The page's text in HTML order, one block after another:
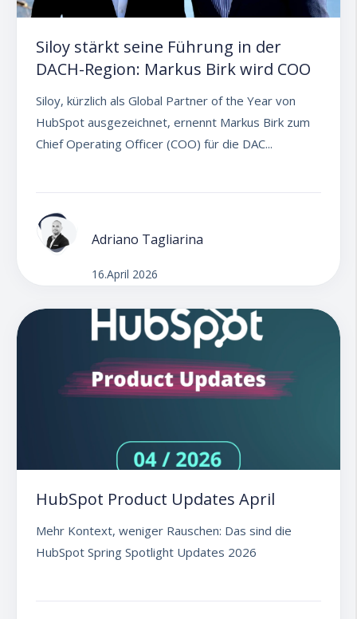
Siloy stärkt seine Führung in der
DACH-Region: Markus Birk wird COO
Siloy, kürzlich als Global Partner of the Year von
HubSpot ausgezeichnet, ernennt Markus Birk zum
Chief Operating Officer (COO) für die DAC...
Adriano Tagliarina
16.April 2026
HubSpot Product Updates April
Mehr Kontext, weniger Rauschen: Das sind die
HubSpot Spring Spotlight Updates 2026